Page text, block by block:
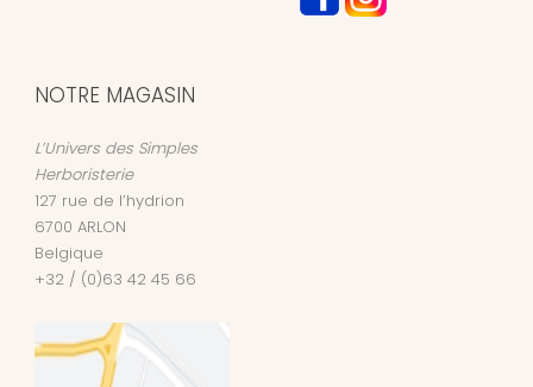
NOTRE MAGASIN
L’Univers des Simples
Herboristerie
127 rue de l’hydrion
6700 ARLON
Belgique
+32 / (0)63 42 45 66